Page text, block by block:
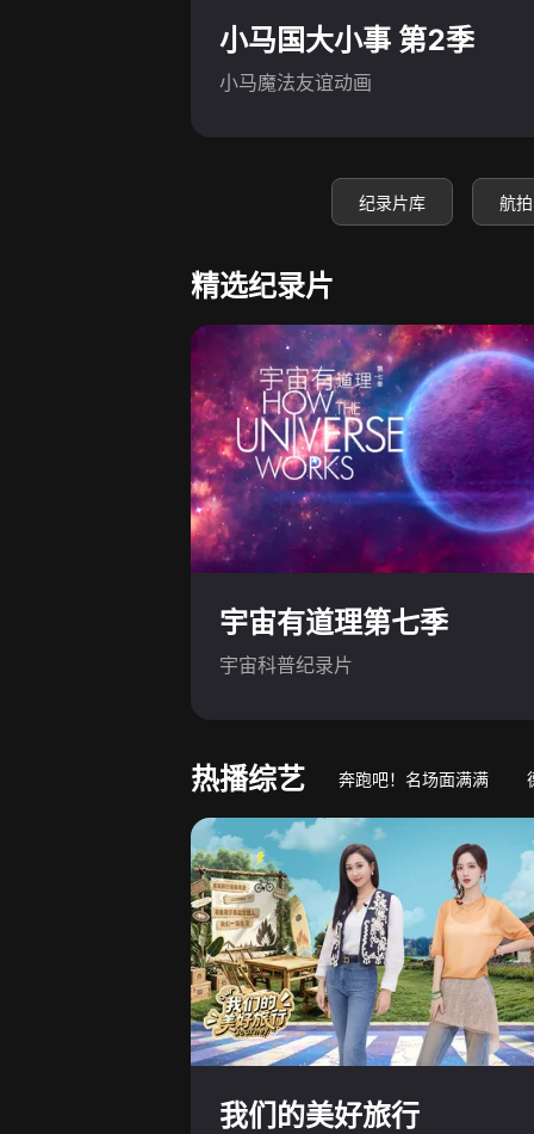
小马国大小事 第2季
小马魔法友谊动画
纪录片库 航
精选纪录片
宇宙有道理第七季
宇宙科普纪录片
热播综艺 奔跑吧！名场面满满
我们的美好旅行